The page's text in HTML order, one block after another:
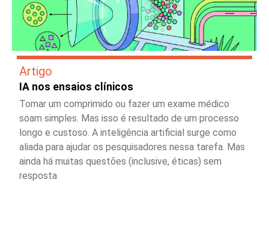
Artigo
IA nos ensaios clínicos
Tomar um comprimido ou fazer um exame médico
soam simples. Mas isso é resultado de um processo
longo e custoso. A inteligência artificial surge como
aliada para ajudar os pesquisadores nessa tarefa. Mas
ainda há muitas questões (inclusive, éticas) sem
resposta